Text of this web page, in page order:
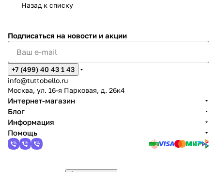
Назад к списку
Подписаться на новости и акции
+7 (499) 40 43 1 43
info@tuttobello.ru
Москва, ул. 16-я Парковая, д. 26к4
Интернет-магазин
Блог
Информация
Помощь